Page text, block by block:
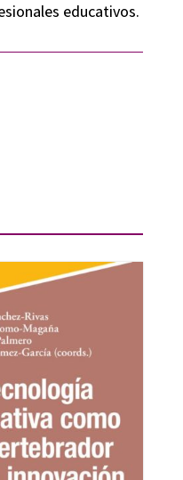
educativos.